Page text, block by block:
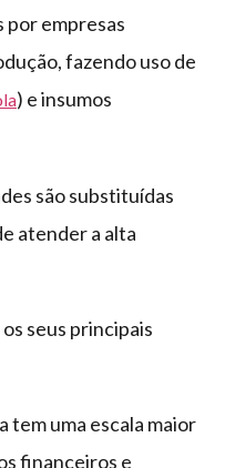
por empresas
fazendo uso de
) e insumos
são substituídas
atender a alta
seus principais
tem uma escala maior
financeiros e